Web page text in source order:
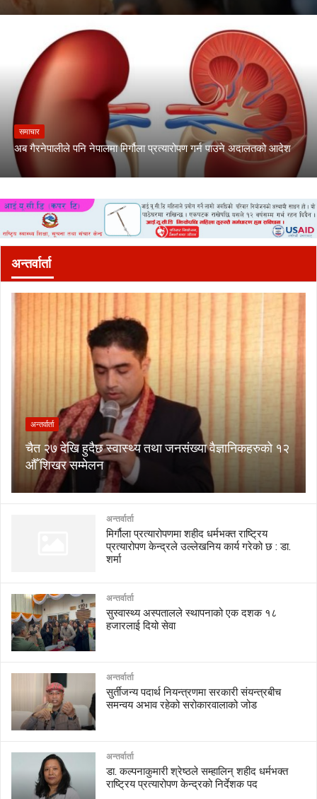
समाचार
अब गैरनेपालीले पनि नेपालमा मिर्गौला प्रत्यारोपण गर्न पाउने अदालतको आदेश
अन्तर्वार्ता
अन्तर्वार्ता
चैत २७ देखि हुदैछ स्वास्थ्य तथा जनसंख्या वैज्ञानिकहरुको १२
औँ शिखर सम्मेलन
अन्तर्वार्ता
मिर्गौला प्रत्यारोपणमा शहीद धर्मभक्त राष्ट्रिय
प्रत्यारोपण केन्द्रले उल्लेखनिय कार्य गरेको छ : डा.
शर्मा
अन्तर्वार्ता
सुस्वास्थ्य अस्पतालले स्थापनाको एक दशक १८
हजारलाई दियो सेवा
अन्तर्वार्ता
सुर्तीजन्य पदार्थ नियन्त्रणमा सरकारी संयन्त्रबीच
समन्वय अभाव रहेको सरोकारवालाको जोड
अन्तर्वार्ता
डा. कल्पनाकुमारी श्रेष्ठले सम्हालिन् शहीद धर्मभक्त
राष्ट्रिय प्रत्यारोपण केन्द्रको निर्देशक पद